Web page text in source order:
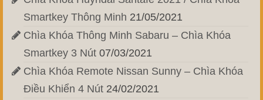
Smartkey Thông Minh 21/05/2021
Chìa Khóa Thông Minh Sabaru – Chìa Khóa
Smartkey 3 Nút 07/03/2021
Chìa Khóa Remote Nissan Sunny – Chìa Khóa
Điều Khiển 4 Nút 24/02/2021